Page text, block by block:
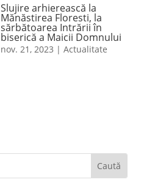
Slujire arhierească la
Mănăstirea Floresti, la
sărbătoarea Intrării în
biserică a Maicii Domnului
nov. 21, 2023 | Actualitate